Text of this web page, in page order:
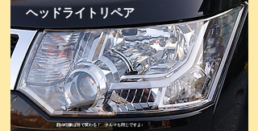
​ヘッドライトリペア
​顔の印象は目で変わる！ クルマも同じですよ♪